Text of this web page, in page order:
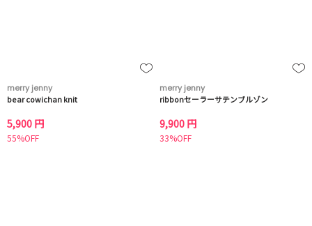
merry jenny
bear cowichan knit
5,900 円
55%OFF
merry jenny
ribbonセーラーサテンブルゾン
9,900 円
33%OFF